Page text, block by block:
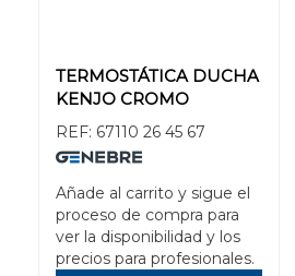
TERMOSTÁTICA DUCHA
KENJO CROMO
REF: 67110 26 45 67
Añade al carrito y sigue el
proceso de compra para
ver la disponibilidad y los
precios para profesionales.